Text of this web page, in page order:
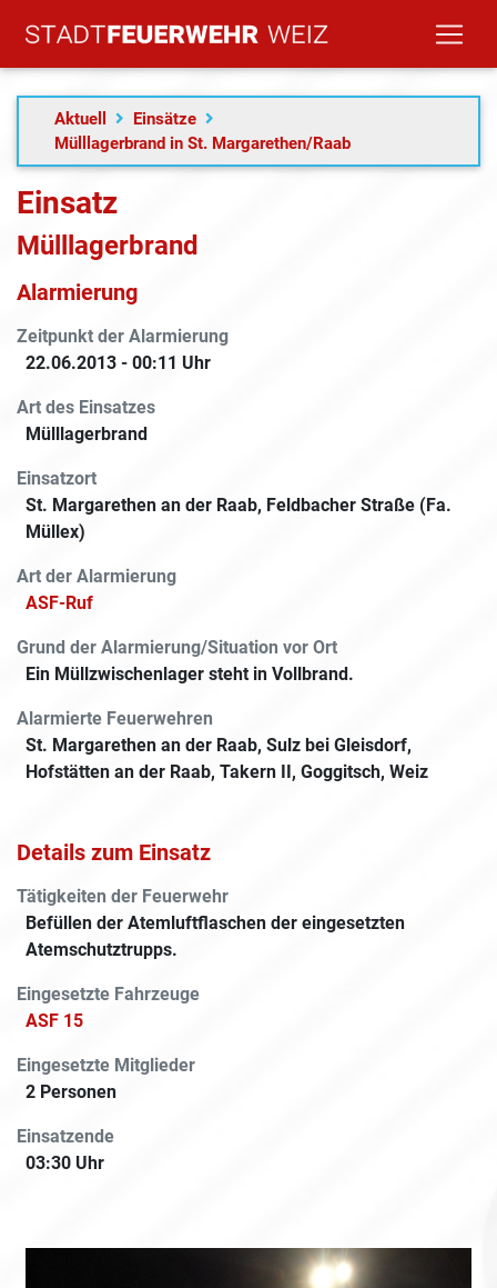
Aktuell
Einsätze
Mülllagerbrand in St. Margarethen/Raab
Einsatz
Mülllagerbrand
Alarmierung
Zeitpunkt der Alarmierung
22.06.2013 - 00:11 Uhr
Art des Einsatzes
Mülllagerbrand
Einsatzort
St. Margarethen an der Raab, Feldbacher Straße (Fa.
Müllex)
Art der Alarmierung
ASF-Ruf
Grund der Alarmierung/Situation vor Ort
Ein Müllzwischenlager steht in Vollbrand.
Alarmierte Feuerwehren
St. Margarethen an der Raab, Sulz bei Gleisdorf,
Hofstätten an der Raab, Takern II, Goggitsch, Weiz
Details zum Einsatz
Tätigkeiten der Feuerwehr
Befüllen der Atemluftflaschen der eingesetzten
Atemschutztrupps.
Eingesetzte Fahrzeuge
ASF 15
Eingesetzte Mitglieder
2 Personen
Einsatzende
03:30 Uhr